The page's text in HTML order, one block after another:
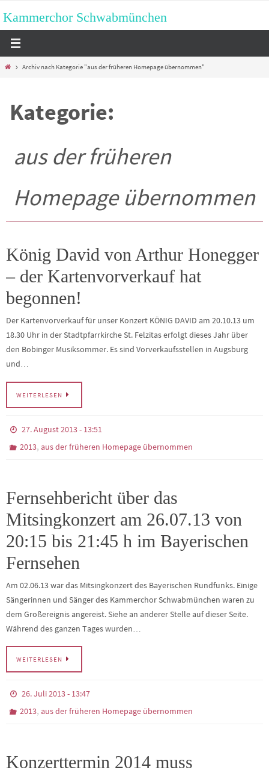
Inhalt
Kammerchor Schwabmünchen
StartArchiv nach Kategorie "aus der früheren Homepage übernommen"
Kategorie:
aus der früheren
Homepage übernommen
König David von Arthur Honegger
– der Kartenvorverkauf hat
begonnen!
Der Kartenvorverkauf für unser Konzert KÖNIG DAVID am 20.10.13 um
18.30 Uhr in der Stadtpfarrkirche St. Felzitas erfolgt dieses Jahr über
den Bobinger Musiksommer. Es sind Vorverkaufsstellen in Augsburg
und…
WEITERLESEN
27. August 2013 - 13:51
2013, aus der früheren Homepage übernommen
Fernsehbericht über das
Mitsingkonzert am 26.07.13 von
20:15 bis 21:45 h im Bayerischen
Fernsehen
Am 02.06.13 war das Mitsingkonzert des Bayerischen Rundfunks. Einige
Sängerinnen und Sänger des Kammerchor Schwabmünchen waren zu
dem Großereignis angereist. Siehe an anderer Stelle auf dieser Seite.
Während des ganzen Tages wurden…
WEITERLESEN
26. Juli 2013 - 13:47
2013, aus der früheren Homepage übernommen
Konzerttermin 2014 muss